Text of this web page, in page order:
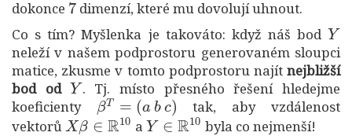
dokonce
dimenzí, které mu dovolují uhnout.
Co s tím? Myšlenka je takováto: když náš bod
Y
neleží v našem podprostoru generovaném sloupci
matice, zkusme v tomto podprostoru najít nejbližší
bod od
Y
. Tj. místo přesného řešení hledejme
koeficienty
βT =(abc )
tak, aby vzdálenost
vektorů
Xβ ∈R 10
a
Y∈R 10
byla co nejmenší!